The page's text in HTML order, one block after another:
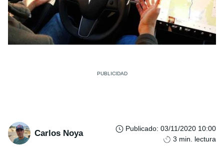
Carlos Noya Publicado: 03/11/2020 10:00
3 min. lectura